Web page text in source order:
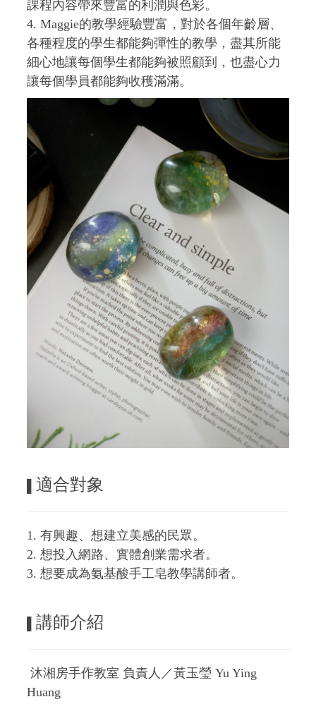
課程內容帶來豐富的利潤與色彩。
4. Maggie的教學經驗豐富，對於各個年齡層、
各種程度的學生都能夠彈性的教學，盡其所能
細心地讓每個學生都能夠被照顧到，也盡心力
讓每個學員都能夠收穫滿滿。
適合對象
1. 有興趣、想建立美感的民眾。
2. 想投入網路、實體創業需求者。
3. 想要成為氨基酸手工皂教學講師者。
講師介紹
沐湘房手作教室 負責人／黃玉瑩 Yu Ying
Huang